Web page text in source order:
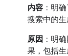
内容 ：明
搜索中的生
原因 ：明
果，包括生